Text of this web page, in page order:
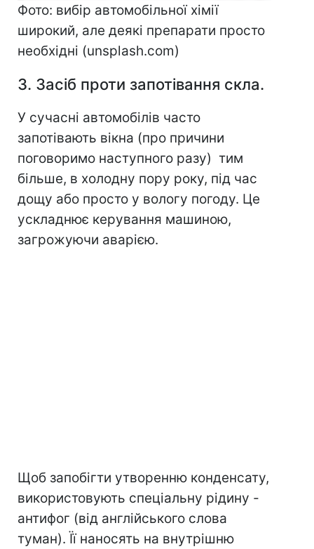
Фото: вибір автомобільної хімії
широкий, але деякі препарати просто
необхідні (unsplash.com)
3. Засіб проти запотівання скла.
У сучасні автомобілів часто
запотівають вікна (про причини
поговоримо наступного разу) тим
більше, в холодну пору року, під час
дощу або просто у вологу погоду. Це
ускладнює керування машиною,
загрожуючи аварією.
Щоб запобігти утворенню конденсату,
використовують спеціальну рідину -
антифог (від англійського слова
туман). Її наносять на внутрішню